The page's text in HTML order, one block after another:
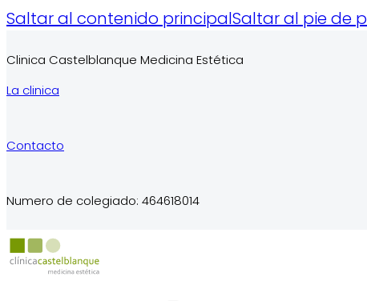
Saltar al contenido principalSaltar al pie de
Clinica Castelblanque Medicina Estética
La clinica
Contacto
Numero de colegiado: 464618014